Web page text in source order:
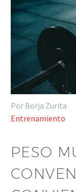
Por Borja Zurita
Entrenamiento
PESO